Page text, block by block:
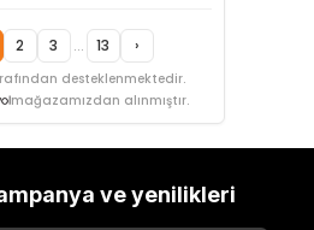
desteklenmektedir.
2 3 ... 13 ›
mağazamızdan alınmıştır.
ve yenilikleri